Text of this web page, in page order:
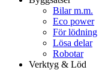
Bilar m.m.
Eco power
För lödning
Lösa delar
Robotar
Verktyg & Löd